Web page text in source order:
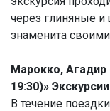
через глиняные
знаменита
Марокко, Агадир
19:30)» Экскурсии
В течение